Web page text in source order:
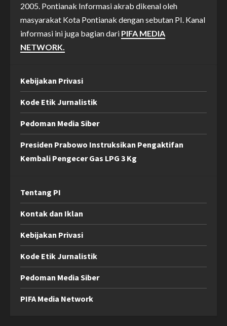
2005. Pontianak Informasi akrab dikenal oleh
masyarakat Kota Pontianak dengan sebutan PI. Kanal
informasi ini juga bagian dari PIFA MEDIA
NETWORK.
Kebijakan Privasi
Kode Etik Jurnalistik
Pedoman Media Siber
Presiden Prabowo Instruksikan Pengaktifan
Kembali Pengecer Gas LPG 3 Kg
Tentang PI
Kontak dan Iklan
Kebijakan Privasi
Kode Etik Jurnalistik
Pedoman Media Siber
PIFA Media Network